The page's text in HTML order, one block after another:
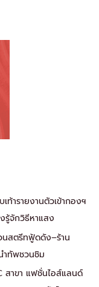
ท้ารายงานตัวเข้ากองฯ
จักวิธีหาแสง
นสตรีทฟู้ดดัง–ร้าน
ำทัพชวนชิม
สาขา แฟชั่นไอส์แลนด์